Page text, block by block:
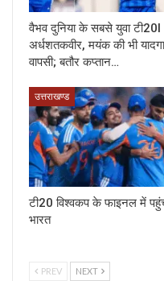
वैभव दुनिया के सबसे युवा टी20I
अर्धशतकवीर, मयंक की भी
वापसी; बतौर कप्तान…
उत्तराखण्ड
टी20 विश्वकप के फाइनल में
भारत
PREV NEXT